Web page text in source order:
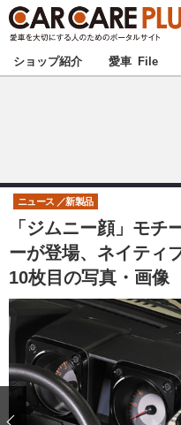
★カーケアプラス認定★
甲信越
東海
中国
注目の記事
ショップレポート
ディテイリング
ショップ紹介 愛車 File
「ジムニー顔」モチ
ーが登場、ネイティ
10枚目の写真・画像
ニュース 新製品